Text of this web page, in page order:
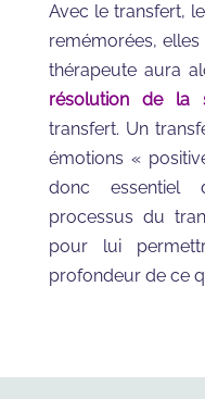
Avec le transfert,
remémorées,
thérapeute aura
résolution de la
transfert. Un
émotions «
donc essentiel
processus du
pour lui
profondeur de ce